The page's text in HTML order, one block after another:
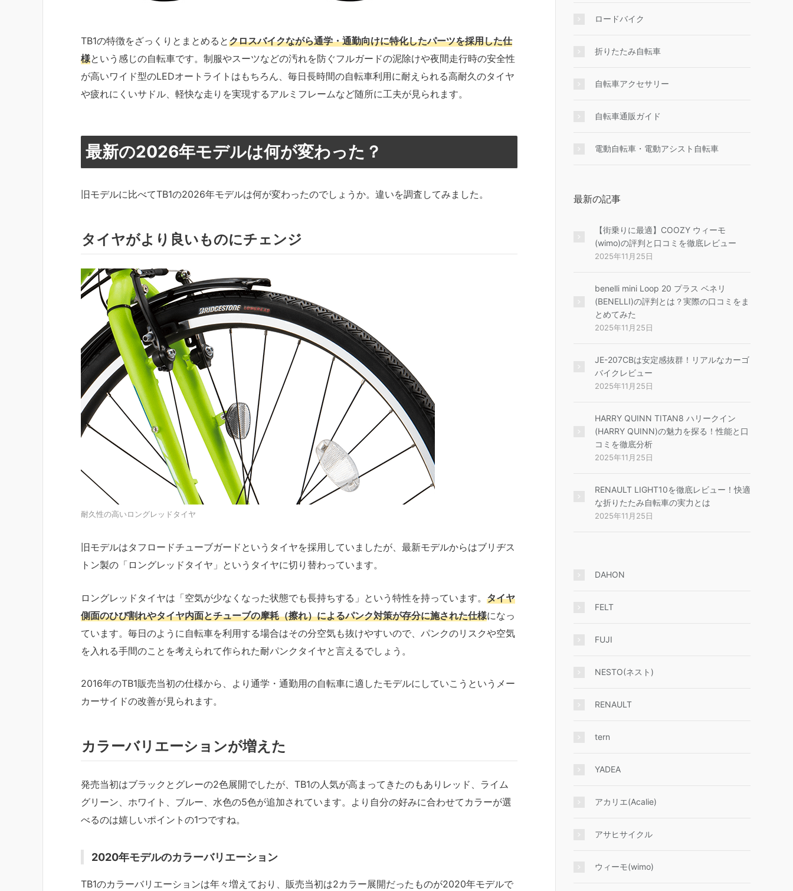
TB1の特徴をざっくりとまとめるとクロスバイクながら通学・通勤向けに特化したパーツを採用した仕
様という感じの自転車です。制服やスーツなどの汚れを防ぐフルガードの泥除けや夜間走行時の安全性
が高いワイド型のLEDオートライトはもちろん、毎日長時間の自転車利用に耐えられる高耐久のタイヤ
や疲れにくいサドル、軽快な走りを実現するアルミフレームなど随所に工夫が見られます。
最新の2026年モデルは何が変わった？
旧モデルに比べてTB1の2026年モデルは何が変わったのでしょうか。違いを調査してみました。
タイヤがより良いものにチェンジ
耐久性の高いロングレッドタイヤ
旧モデルはタフロードチューブガードというタイヤを採用していましたが、最新モデルからはブリヂス
トン製の「ロングレッドタイヤ」というタイヤに切り替わっています。
ロングレッドタイヤは「空気が少なくなった状態でも長持ちする」という特性を持っています。 タイヤ
側面のひび割れやタイヤ内面とチューブの摩耗（擦れ）によるパンク対策が存分に施された仕様になっ
ています。毎日のように自転車を利用する場合はその分空気も抜けやすいので、パンクのリスクや空気
を入れる手間のことを考えられて作られた耐パンクタイヤと言えるでしょう。
2016年のTB1販売当初の仕様から、より通学・通勤用の自転車に適したモデルにしていこうというメー
カーサイドの改善が見られます。
カラーバリエーションが増えた
発売当初はブラックとグレーの2色展開でしたが、TB1の人気が高まってきたのもありレッド、ライム
グリーン、ホワイト、ブルー、水色の5色が追加されています。より自分の好みに合わせてカラーが選
べるのは嬉しいポイントの1つですね。
2020年モデルのカラーバリエーション
TB1のカラーバリエーションは年々増えており、販売当初は2カラー展開だったものが2020年モデルで
ロードバイク
折りたたみ自転車
自転車アクセサリー
自転車通販ガイド
電動自転車・電動アシスト自転車
最新の記事
【街乗りに最適】COOZY ウィーモ
(wimo)の評判と口コミを徹底レビュー
2025年11月25日
benelli mini Loop 20 プラス ベネリ
(BENELLI)の評判とは？実際の口コミをま
とめてみた
2025年11月25日
JE-207CBは安定感抜群！リアルなカーゴ
バイクレビュー
2025年11月25日
HARRY QUINN TITAN8 ハリークイン
(HARRY QUINN)の魅力を探る！性能と口
コミを徹底分析
2025年11月25日
RENAULT LIGHT10を徹底レビュー！快適
な折りたたみ自転車の実力とは
2025年11月25日
DAHON
FELT
FUJI
NESTO(ネスト)
RENAULT
tern
YADEA
アカリエ(Acalie)
アサヒサイクル
ウィーモ(wimo)